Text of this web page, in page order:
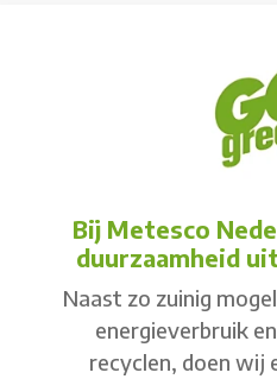
Bij Metesco
duurzaamheid
Naast zo zuinig
energieverbruik
recyclen, doen wij